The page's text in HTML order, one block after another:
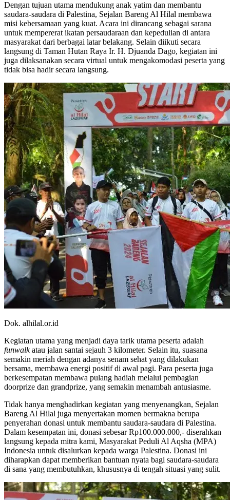
Dengan tujuan utama mendukung anak yatim dan membantu
saudara-saudara di Palestina, Sejalan Bareng Al Hilal membawa
misi kebersamaan yang kuat. Acara ini dirancang sebagai sarana
untuk mempererat ikatan persaudaraan dan kepedulian di antara
masyarakat dari berbagai latar belakang. Selain diikuti secara
langsung di Taman Hutan Raya Ir. H. Djuanda Dago, kegiatan ini
juga dilaksanakan secara virtual untuk mengakomodasi peserta yang
tidak bisa hadir secara langsung.
Dok. alhilal.or.id
Kegiatan utama yang menjadi daya tarik utama peserta adalah
funwalkatau jalan santai sejauh 3 kilometer. Selain itu, suasana
semakin meriah dengan adanya senam sehat yang dilakukan
bersama, membawa energi positif di awal pagi. Para peserta juga
berkesempatan membawa pulang hadiah melalui pembagian
doorprize dan grandprize, yang semakin menambah antusiasme.
Tidak hanya menghadirkan kegiatan yang menyenangkan, Sejalan
Bareng Al Hilal juga menyertakan momen bermakna berupa
penyerahan donasi untuk membantu saudara-saudara di Palestina.
Dalam kesempatan ini, donasi sebesar Rp100.000.000,- diserahkan
langsung kepada mitra kami, Masyarakat Peduli Al Aqsha (MPA)
Indonesia untuk disalurkan kepada warga Palestina. Donasi ini
diharapkan dapat memberikan bantuan nyata bagi saudara-saudara
di sana yang membutuhkan, khususnya di tengah situasi yang sulit.